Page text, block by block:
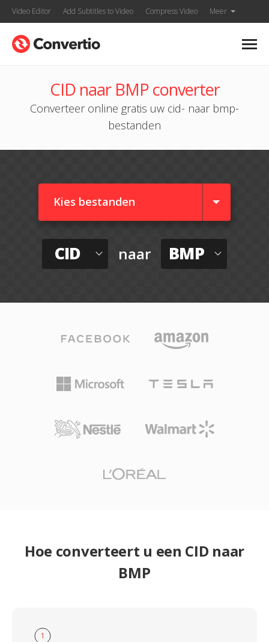
Video Editor Add Subtitles to Video Compress Video Meer
CID naar BMP converter
Converteer online gratis uw cid- naar bmp-
bestanden
Kies bestanden
CID naar BMP
Hoe converteert u een CID naar
BMP
1